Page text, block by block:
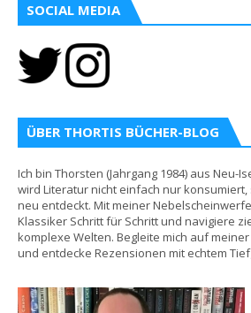
SOCIAL MEDIA
ÜBER THORTIS BÜCHER-BLOG
Ich bin Thorsten (Jahrgang 1984) aus Neu-
wird Literatur nicht einfach nur
neu entdeckt. Mit meiner
Klassiker Schritt für Schritt und navigiere
komplexe Welten. Begleite mich auf
und entdecke Rezensionen mit echtem